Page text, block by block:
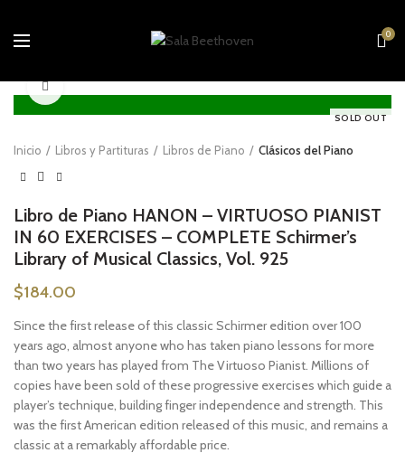
0
SOLD OUT
Inicio Libros y Partituras Libros de Piano Clásicos del Piano
Libro de Piano HANON – VIRTUOSO PIANIST
IN 60 EXERCISES – COMPLETE Schirmer’s
Library of Musical Classics, Vol. 925
$184.00
Since the first release of this classic Schirmer edition over 100
years ago, almost anyone who has taken piano lessons for more
than two years has played from The Virtuoso Pianist. Millions of
copies have been sold of these progressive exercises which guide a
player’s technique, building finger independence and strength. This
was the first American edition released of this music, and remains a
classic at a remarkably affordable price.